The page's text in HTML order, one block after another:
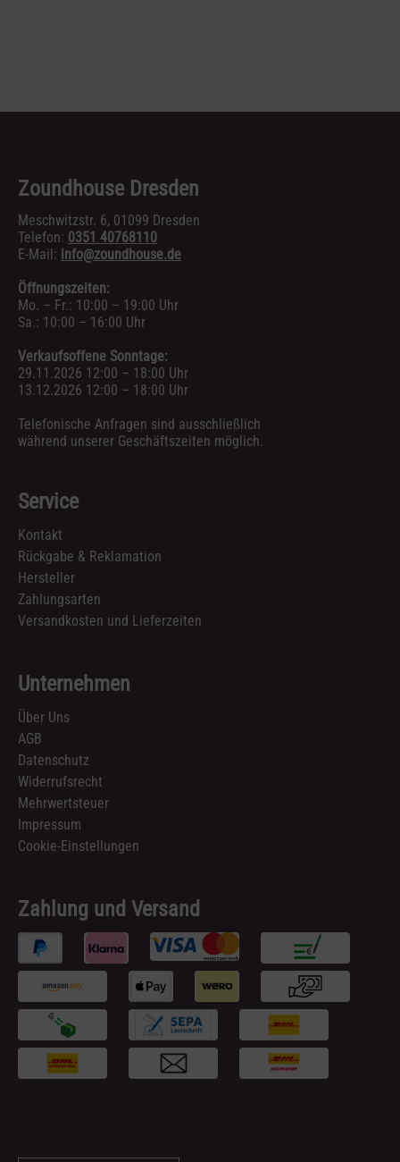
Zoundhouse Dresden
Meschwitzstr. 6, 01099 Dresden
Telefon: 0351 40768110
E-Mail: info@zoundhouse.de
Öffnungszeiten:
Mo. – Fr.: 10:00 – 19:00 Uhr
Sa.: 10:00 – 16:00 Uhr
Verkaufsoffene Sonntage:
29.11.2026 12:00 – 18:00 Uhr
13.12.2026 12:00 – 18:00 Uhr
Telefonische Anfragen sind ausschließlich
während unserer Geschäftszeiten möglich.
Service
Kontakt
Rückgabe & Reklamation
Hersteller
Zahlungsarten
Versandkosten und Lieferzeiten
Unternehmen
Über Uns
AGB
Datenschutz
Widerrufsrecht
Mehrwertsteuer
Impressum
Cookie-Einstellungen
Zahlung und Versand